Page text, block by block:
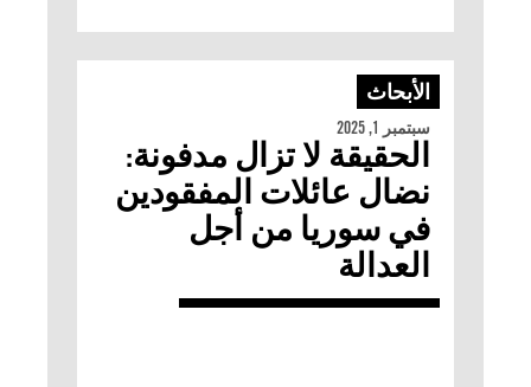
الأبحاث
سبتمبر 1, 2025
الحقيقة لا تزال مدفونة:
نضال عائلات المفقودين
في سوريا من أجل
العدالة